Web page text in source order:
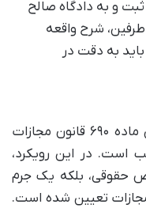
و به دادگاه صالح
شرح واقعه
به دقت در
جنبه کیفری تصرف عدوانی بر اساس ماده ۶۹۰ قانون مجازات
است. در این رویکرد،
حقوقی، بلکه یک جرم
تعیین شده است.